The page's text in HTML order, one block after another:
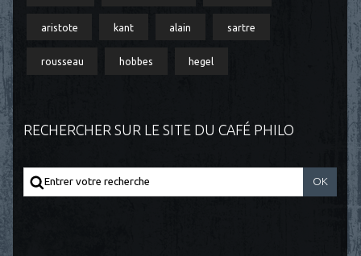
aristote kant alain sartre
rousseau hobbes hegel
RECHERCHER SUR LE SITE DU CAFÉ PHILO